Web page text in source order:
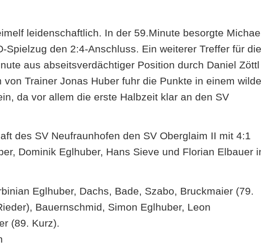
leidenschaftlich. In der 59.Minute besorgte
Spielzug den 2:4-Anschluss. Ein weiterer Treffer für die
aus abseitsverdächtiger Position durch Daniel Zöttl
Trainer Jonas Huber fuhr die Punkte in einem
da vor allem die erste Halbzeit klar an den SV
des SV Neufraunhofen den SV Oberglaim II mit 4:1
Dominik Eglhuber, Hans Sieve und Florian Elbauer
Eglhuber, Dachs, Bade, Szabo, Bruckmaier (79.
Bauernschmid, Simon Eglhuber, Leon
(89. Kurz).